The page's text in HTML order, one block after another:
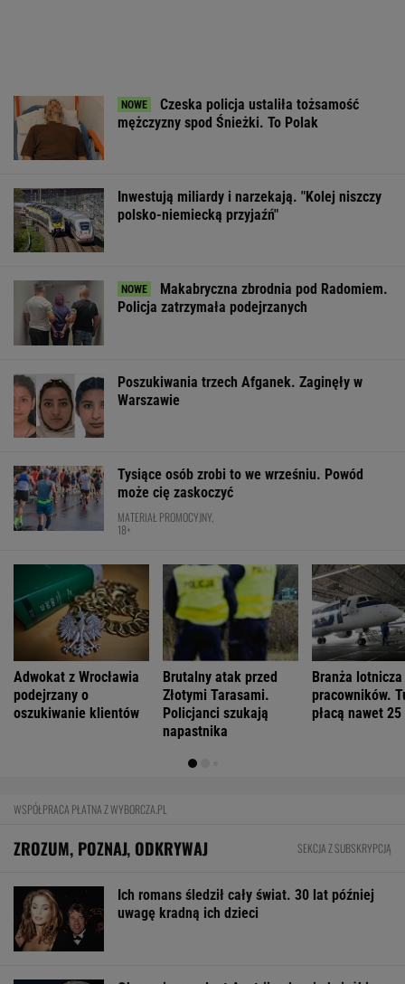
Czeska policja ustaliła tożsamość
mężczyzny spod Śnieżki. To Polak
Inwestują miliardy i narzekają. "Kolej niszczy
polsko-niemiecką przyjaźń"
Makabryczna zbrodnia pod Radomiem.
Policja zatrzymała podejrzanych
Poszukiwania trzech Afganek. Zaginęły w
Warszawie
Tysiące osób zrobi to we wrześniu. Powód
może cię zaskoczyć
MATERIAŁ PROMOCYJNY,
18+
Adwokat z Wrocławia
podejrzany o
oszukiwanie klientów
Brutalny atak przed
Złotymi Tarasami.
Policjanci szukają
napastnika
Branża
pracowników.
płacą nawet 25
WSPÓŁPRACA PŁATNA Z WYBORCZA.PL
ZROZUM, POZNAJ, ODKRYWAJ SEKCJA Z SUBSKRYPCJĄ
Ich romans śledził cały świat. 30 lat później
uwagę kradną ich dzieci